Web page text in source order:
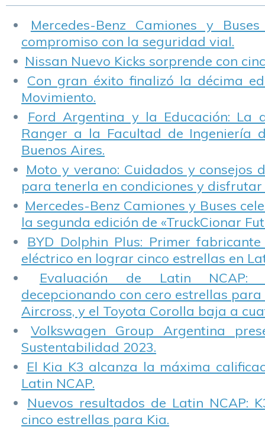
Mercedes-Benz Camiones y
compromiso con la seguridad vial.
Nissan Nuevo Kicks sorprende con
Con gran éxito finalizó la décima
Movimiento.
Ford Argentina y la Educación: La
Ranger a la Facultad de Ingeniería
Buenos Aires.
Moto y verano: Cuidados y consejos
para tenerla en condiciones y disfrutar
Mercedes-Benz Camiones y Buses
la segunda edición de «TruckCionar
BYD Dolphin Plus: Primer
eléctrico en lograr cinco estrellas en
Evaluación de Latin NCAP:
decepcionando con cero estrellas para
Aircross, y el Toyota Corolla baja a
Volkswagen Group Argentina
Sustentabilidad 2023.
El Kia K3 alcanza la máxima
Latin NCAP.
Nuevos resultados de Latin NCAP:
cinco estrellas para Kia.